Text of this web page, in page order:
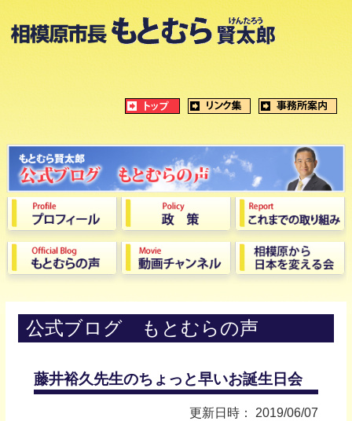
公式ブログ もとむらの声
藤井裕久先生のちょっと早いお誕生日会
更新日時： 2019/06/07